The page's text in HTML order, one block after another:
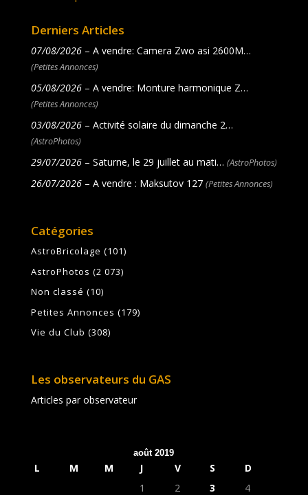
Derniers Articles
07/08/2026– A vendre: Camera Zwo asi 2600M…
(Petites Annonces)
05/08/2026– A vendre: Monture harmonique Z…
(Petites Annonces)
03/08/2026– Activité solaire du dimanche 2…
(AstroPhotos)
29/07/2026– Saturne, le 29 juillet au mati… (AstroPhotos)
26/07/2026– A vendre : Maksutov 127 (Petites Annonces)
Catégories
AstroBricolage (101)
AstroPhotos (2 073)
Non classé (10)
Petites Annonces (179)
Vie du Club (308)
Les observateurs du GAS
Articles par observateur
août 2019
L M M J V S
D
1
2 3
4